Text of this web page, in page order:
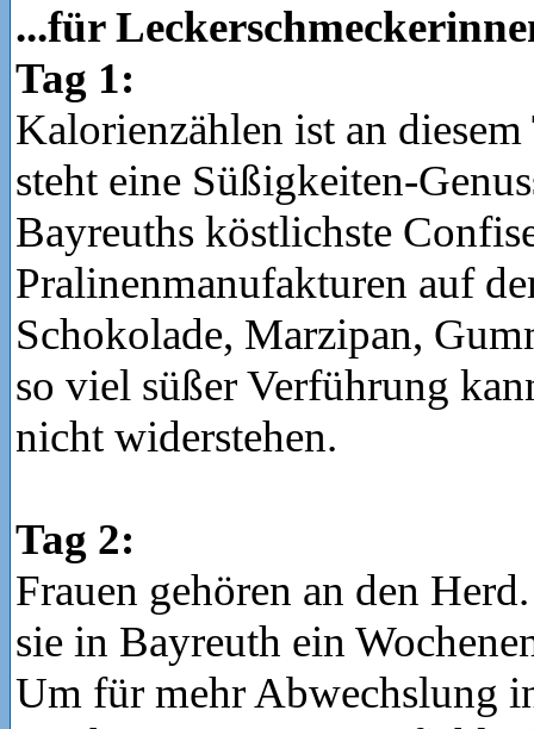
...für
Tag 1:
Kalorienzählen ist an diesem
steht eine Süßigkeiten-
Bayreuths köstlichste
Pralinenmanufakturen auf
Schokolade, Marzipan,
so viel süßer Verführung
nicht widerstehen.
Tag 2:
Frauen gehören an den
sie in Bayreuth ein
Um für mehr Abwechslung